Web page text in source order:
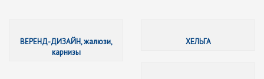
ВЕРЕНД-ДИЗАЙН, жалюзи,
карнизы
ХЕЛЬГА